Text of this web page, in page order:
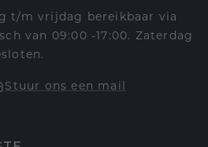
t/m vrijdag bereikbaar via
van 09:00 -17:00. Zaterdag
Stuur ons een mail